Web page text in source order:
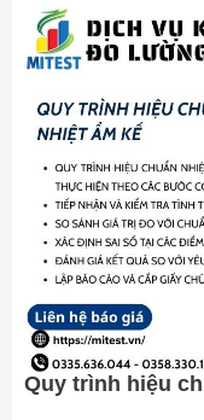
Quy trình hiệu